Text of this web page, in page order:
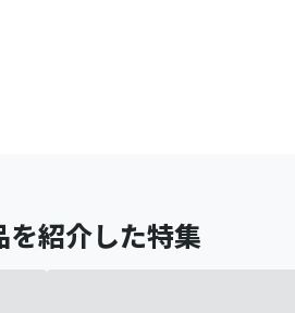
を紹介した特集